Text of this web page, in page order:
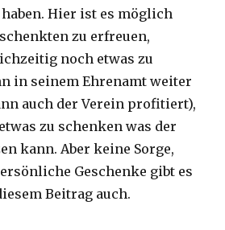
Hier ist es möglich
zu erfreuen,
noch etwas zu
in seinem Ehrenamt weiter
auch der Verein profitiert),
zu schenken was der
kann. Aber keine Sorge,
Geschenke gibt es
Beitrag auch.